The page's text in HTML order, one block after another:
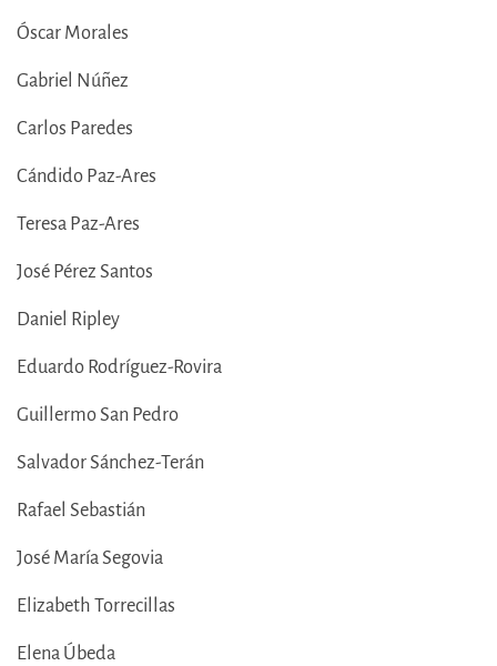
Óscar Morales
Gabriel Núñez
Carlos Paredes
Cándido Paz-Ares
Teresa Paz-Ares
José Pérez Santos
Daniel Ripley
Eduardo Rodríguez-Rovira
Guillermo San Pedro
Salvador Sánchez-Terán
Rafael Sebastián
José María Segovia
Elizabeth Torrecillas
Elena Úbeda